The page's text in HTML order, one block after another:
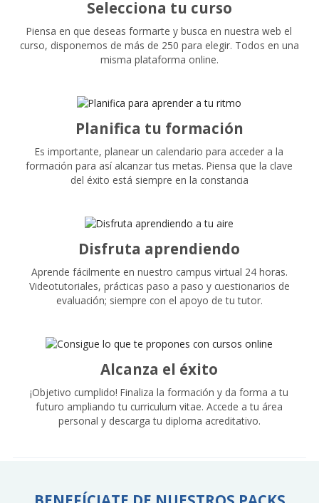
Selecciona tu curso
Piensa en que deseas formarte y busca en nuestra web el
curso, disponemos de más de 250 para elegir. Todos en una
misma plataforma online.
Planifica tu formación
Es importante, planear un calendario para acceder a la
formación para así alcanzar tus metas. Piensa que la clave
del éxito está siempre en la constancia
Disfruta aprendiendo
Aprende fácilmente en nuestro campus virtual 24 horas.
Videotutoriales, prácticas paso a paso y cuestionarios de
evaluación; siempre con el apoyo de tu tutor.
Alcanza el éxito
¡Objetivo cumplido! Finaliza la formación y da forma a tu
futuro ampliando tu curriculum vitae. Accede a tu área
personal y descarga tu diploma acreditativo.